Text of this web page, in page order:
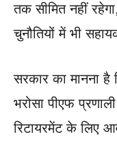
तक सीमित नहीं
चुनौतियों में भी
सरकार का मानना है
भरोसा पीएफ
रिटायरमेंट के लिए